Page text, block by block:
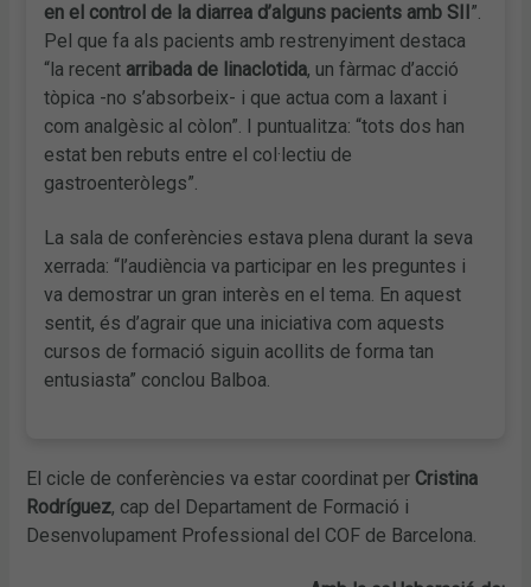
en el control de la diarrea d’alguns pacients amb SII ”.
Pel que fa als pacients amb restrenyiment destaca
“la recent arribada de linaclotida, un fàrmac d’acció
tòpica -no s’absorbeix- i que actua com a laxant i
com analgèsic al còlon”. I puntualitza: “tots dos han
estat ben rebuts entre el col·lectiu de
gastroenteròlegs”.
La sala de conferències estava plena durant la seva
xerrada: “l’audiència va participar en les preguntes i
va demostrar un gran interès en el tema. En aquest
sentit, és d’agrair que una iniciativa com aquests
cursos de formació siguin acollits de forma tan
entusiasta” conclou Balboa.
El cicle de conferències va estar coordinat per Cristina
Rodríguez, cap del Departament de Formació i
Desenvolupament Professional del COF de Barcelona.